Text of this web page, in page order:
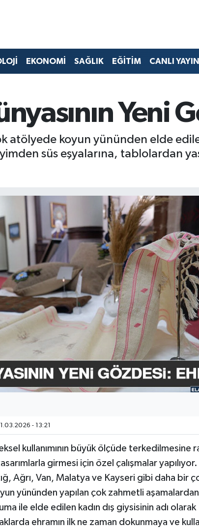
EKONOMİ SAĞLIK EĞİTİM CANLI YAYIN
Yeni
atölyede koyun yününden elde
süs eşyalarına, tablolardan
- 13:21
kullanımının büyük ölçüde terkedilmesine
girmesi için özel çalışmalar
Ağrı, Van, Malatya ve Kayseri gibi daha bir
yününden yapılan çok zahmetli
ile elde edilen kadın dış giysisinin adı olarak
ehramın ilk ne zaman dokunmaya ve